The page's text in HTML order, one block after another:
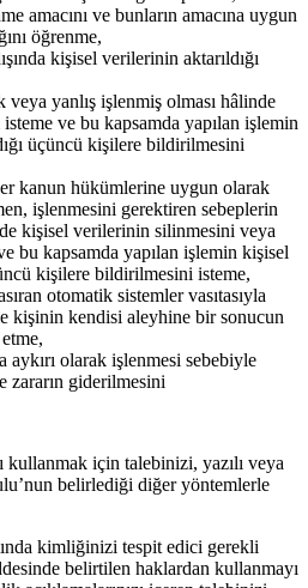
amacını ve bunların amacına uygun
öğrenme,
kişisel verilerinin aktarıldığı
yanlış işlenmiş olması hâlinde
ve bu kapsamda yapılan işlemin
üçüncü kişilere bildirilmesini
kanun hükümlerine uygun olarak
işlenmesini gerektiren sebeplerin
kişisel verilerinin silinmesini veya
bu kapsamda yapılan işlemin kişisel
kişilere bildirilmesini isteme,
otomatik sistemler vasıtasıyla
kişinin kendisi aleyhine bir sonucun
olarak işlenmesi sebebiyle
zararın giderilmesini
kullanmak için talebinizi, yazılı veya
belirlediği diğer yöntemlerle
kimliğinizi tespit edici gerekli
belirtilen haklardan kullanmayı